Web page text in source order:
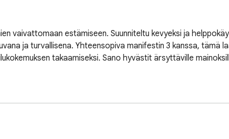
vaivattomaan estämiseen. Suunniteltu kevyeksi ja
ja turvallisena. Yhteensopiva manifestin 3 kanssa, tämä
takaamiseksi. Sano hyvästit ärsyttäville